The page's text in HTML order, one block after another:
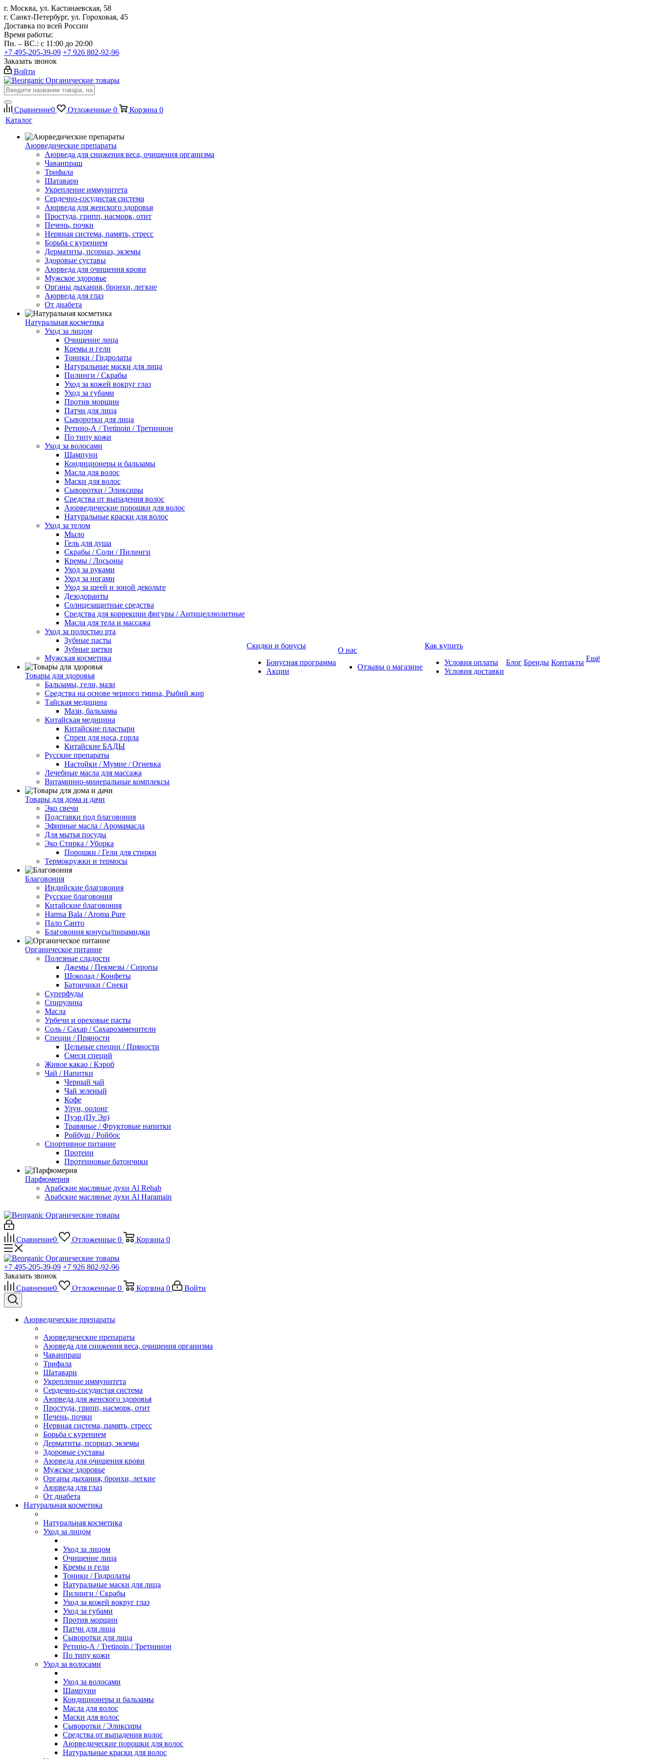
г. Москва, ул. Кастанаевская, 58
г. Санкт-Петербург, ул. Гороховая, 45
Доставка по всей России
Время работы:
Пн. – ВС.: с 11:00 до 20:00
+7 495-205-39-09 +7 926 802-92-96
Заказать звонок
Войти
Органические товары
Сравнение0 Отложенные 0 Корзина 0
Каталог
Аюрведические препараты
Аюрведа для снижения веса, очищения организма
Чаванпраш
Трифала
Шатавари
Укрепление иммунитета
Сердечно-сосудистая система
Аюрведа для женского здоровья
Простуда, грипп, насморк, отит
Печень, почки
Нервная система, память, стресс
Борьба с курением
Дерматиты, псориаз, экземы
Здоровые суставы
Аюрведа для очищения крови
Мужское здоровье
Органы дыхания, бронхи, легкие
Аюрведа для глаз
От диабета
Натуральная косметика
Уход за лицом
Очищение лица
Кремы и гели
Тоники / Гидролаты
Натуральные маски для лица
Пилинги / Cкрабы
Уход за кожей вокруг глаз
Уход за губами
Против морщин
Патчи для лица
Сыворотки для лица
Ретино-А / Tretinoin / Третинион
По типу кожи
Уход за волосами
Шампуни
Кондиционеры и бальзамы
Масла для волос
Маски для волос
Сыворотки / Эликсиры
Средства от выпадения волос
Аюрведические порошки для волос
Натуральные краски для волос
Уход за телом
Мыло
Гель для душа
Скрабы / Соли / Пилинги
Кремы / Лосьоны
Уход за руками
Уход за ногами
Уход за шеей и зоной декольте
Дезодоранты
Солнцезащитные средства
Средства для коррекции фигуры / Антицеллюлитные
Масла для тела и массажа
Уход за полостью рта
Зубные пасты
Зубные щетки
Мужская косметика
Товары для здоровья
Бальзамы, гели, мази
Средства на основе черного тмина, Рыбий жир
Тайская медицина
Мази, бальзамы
Китайская медицина
Китайские пластыри
Спреи для носа, горла
Китайские БАДЫ
Русские препараты
Настойки / Мумие / Огневка
Лечебные масла для массажа
Витаминно-минеральные комплексы
Товары для дома и дачи
Эко свечи
Подставки под благовония
Эфирные масла / Аромамасла
Для мытья посуды
Эко Стирка / Уборка
Порошки / Гели для стирки
Термокружки и термосы
Благовония
Индийские благовония
Русские благовония
Китайские благовония
Hamsa Bala / Aroma Pure
Пало Санто
Благовония конусы/пирамидки
Органическое питание
Полезные сладости
Джемы / Пекмезы / Сиропы
Шоколад / Конфеты
Батончики / Снеки
Суперфуды
Спирулина
Масла
Урбечи и ореховые пасты
Соль / Сахар / Сахарозаменители
Специи / Пряности
Цельные специи / Пряности
Смеси специй
Живое какао / Кэроб
Чай / Напитки
Черный чай
Чай зеленый
Кофе
Улун, оолонг
Пуэр (Пу Эр)
Травяные / Фруктовые напитки
Ройбуш / Ройбос
Спортивное питание
Протеин
Протеиновые батончики
Парфюмерия
Арабские масляные духи Al Rehab
Арабские масляные духи Al Haramain
Скидки и бонусы
Бонусная программа
Акции
О нас
Отзывы о магазине
Как купить
Условия оплаты
Условия доставки
Блог Бренды Контакты Ещё
Органические товары
Сравнение0 Отложенные 0 Корзина 0
Органические товары
+7 495-205-39-09 +7 926 802-92-96
Заказать звонок
Сравнение0 Отложенные 0 Корзина 0 Войти
Аюрведические препараты
Аюрведические препараты
Аюрведа для снижения веса, очищения организма
Чаванпраш
Трифала
Шатавари
Укрепление иммунитета
Сердечно-сосудистая система
Аюрведа для женского здоровья
Простуда, грипп, насморк, отит
Печень, почки
Нервная система, память, стресс
Борьба с курением
Дерматиты, псориаз, экземы
Здоровые суставы
Аюрведа для очищения крови
Мужское здоровье
Органы дыхания, бронхи, легкие
Аюрведа для глаз
От диабета
Натуральная косметика
Натуральная косметика
Уход за лицом
Уход за лицом
Очищение лица
Кремы и гели
Тоники / Гидролаты
Натуральные маски для лица
Пилинги / Cкрабы
Уход за кожей вокруг глаз
Уход за губами
Против морщин
Патчи для лица
Сыворотки для лица
Ретино-А / Tretinoin / Третинион
По типу кожи
Уход за волосами
Уход за волосами
Шампуни
Кондиционеры и бальзамы
Масла для волос
Маски для волос
Сыворотки / Эликсиры
Средства от выпадения волос
Аюрведические порошки для волос
Натуральные краски для волос